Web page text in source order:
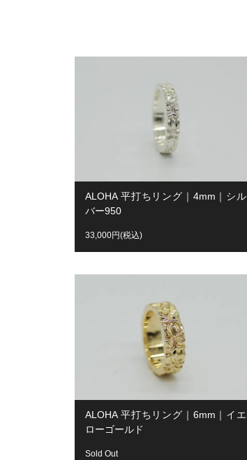
ALOHA 平打ちリング｜4mm｜シル
バー950
33,000円(税込)
ALOHA 平打ちリング｜6mm｜イエ
ローゴールド
Sold Out